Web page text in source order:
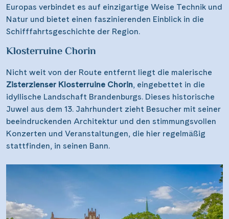
Europas verbindet es auf einzigartige Weise Technik und
Natur und bietet einen faszinierenden Einblick in die
Schifffahrtsgeschichte der Region.
Klosterruine Chorin
Nicht weit von der Route entfernt liegt die malerische
Zisterzienser Klosterruine Chorin, eingebettet in die
idyllische Landschaft Brandenburgs. Dieses historische
Juwel aus dem 13. Jahrhundert zieht Besucher mit seiner
beeindruckenden Architektur und den stimmungsvollen
Konzerten und Veranstaltungen, die hier regelmäßig
stattfinden, in seinen Bann.